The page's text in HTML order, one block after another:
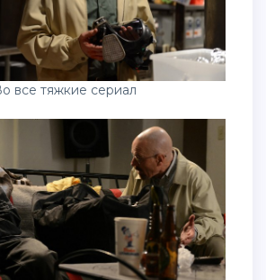
все тяжкие сериал